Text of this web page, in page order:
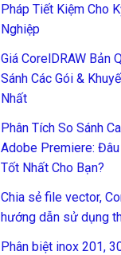
Pháp Tiết Kiệm Cho
Nghiệp
Giá CorelDRAW Bản
Sánh Các Gói &
Nhất
Phân Tích So Sánh
Adobe Premiere:
Tốt Nhất Cho Bạn?
Chia sẻ file vector,
hướng dẫn sử dụng
Phân biệt inox 201,